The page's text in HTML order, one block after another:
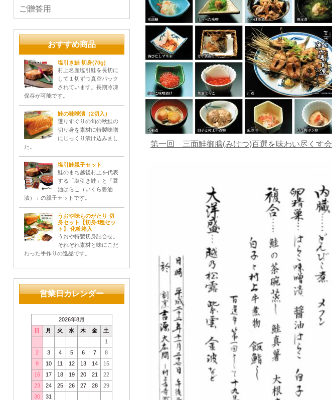
第一回 三面鮭御膳(みけつ)百選を味わい尽くす会
ご贈答用
おすすめ商品
塩引き鮭 切身(70g)
村上名産塩引鮭を長切に
して１切ずつ真空パック
されています。長期冷凍
保存が可能です。
鮭の味噌漬（2切入）
選りすぐりの旬の秋鮭の
切り身を素材に特製味噌
にじっくり漬け込みまし
た。
塩引鮭親子セット
鮭のまち越後村上を代表
する「塩引き鮭」と「醤
油はらこ（いくら醤油
漬）」の親子セットです。
うおや味ものがたり 切
身セット【切身4種セッ
ト】 化粧箱入
うおや特製切身詰合せ。
それぞれ素材と味にこだ
わった手作りの逸品です。
営業日カレンダー
2026年8月
日
月 火 水 木 金
土
1
2
3 4 5 6 7
8
9
10 11 12 13 14
15
16
17 18 19 20 21
22
23
24 25 26 27 28
29
30
31